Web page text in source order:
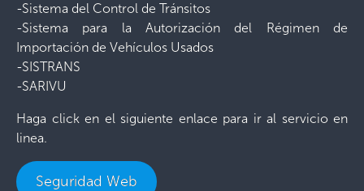
-Sistema del Control de Tránsitos
-Sistema para la Autorización del Régimen de
Importación de Vehículos Usados
-SISTRANS
-SARIVU
Haga click en el siguiente enlace para ir al servicio en
linea.
Seguridad Web